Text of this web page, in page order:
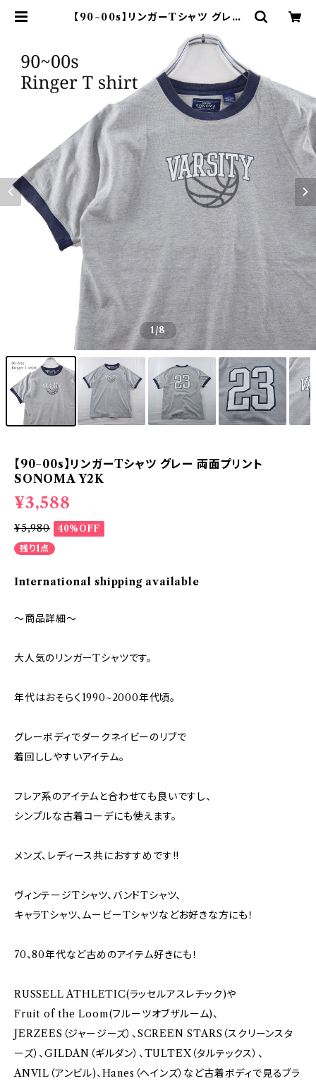
【90~00s】リンガーTシャツ グレー
ンライン古着屋 9chord
1/8
【90~00s】リンガーTシャツ グレー 両面プリント
SONOMA Y2K
¥3,588
¥5,980
40%OFF
残り1点
International shipping available
～商品詳細～
大人気のリンガーTシャツです。
年代はおそらく1990~2000年代頃。
グレーボディでダークネイビーのリブで
着回ししやすいアイテム。
フレア系のアイテムと合わせても良いですし、
シンプルな古着コーデにも使えます。
メンズ、レディース共におすすめです!!
ヴィンテージTシャツ、バンドTシャツ、
キャラTシャツ、ムービーTシャツなどお好きな方にも！
70、80年代など古めのアイテム好きにも！
RUSSELL ATHLETIC(ラッセルアスレチック)や
Fruit of the Loom(フルーツオブザルーム)、
JERZEES（ジャージーズ）、SCREEN STARS（スクリーンスタ
ーズ）、GILDAN（ギルダン）、TULTEX（タルテックス）、
ANVIL（アンビル)、Hanes（ヘインズ）など古着ボディで見るブラ